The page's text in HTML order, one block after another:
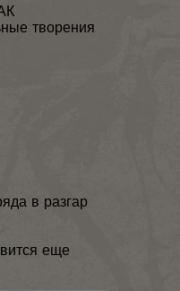
творения
в разгар
еще